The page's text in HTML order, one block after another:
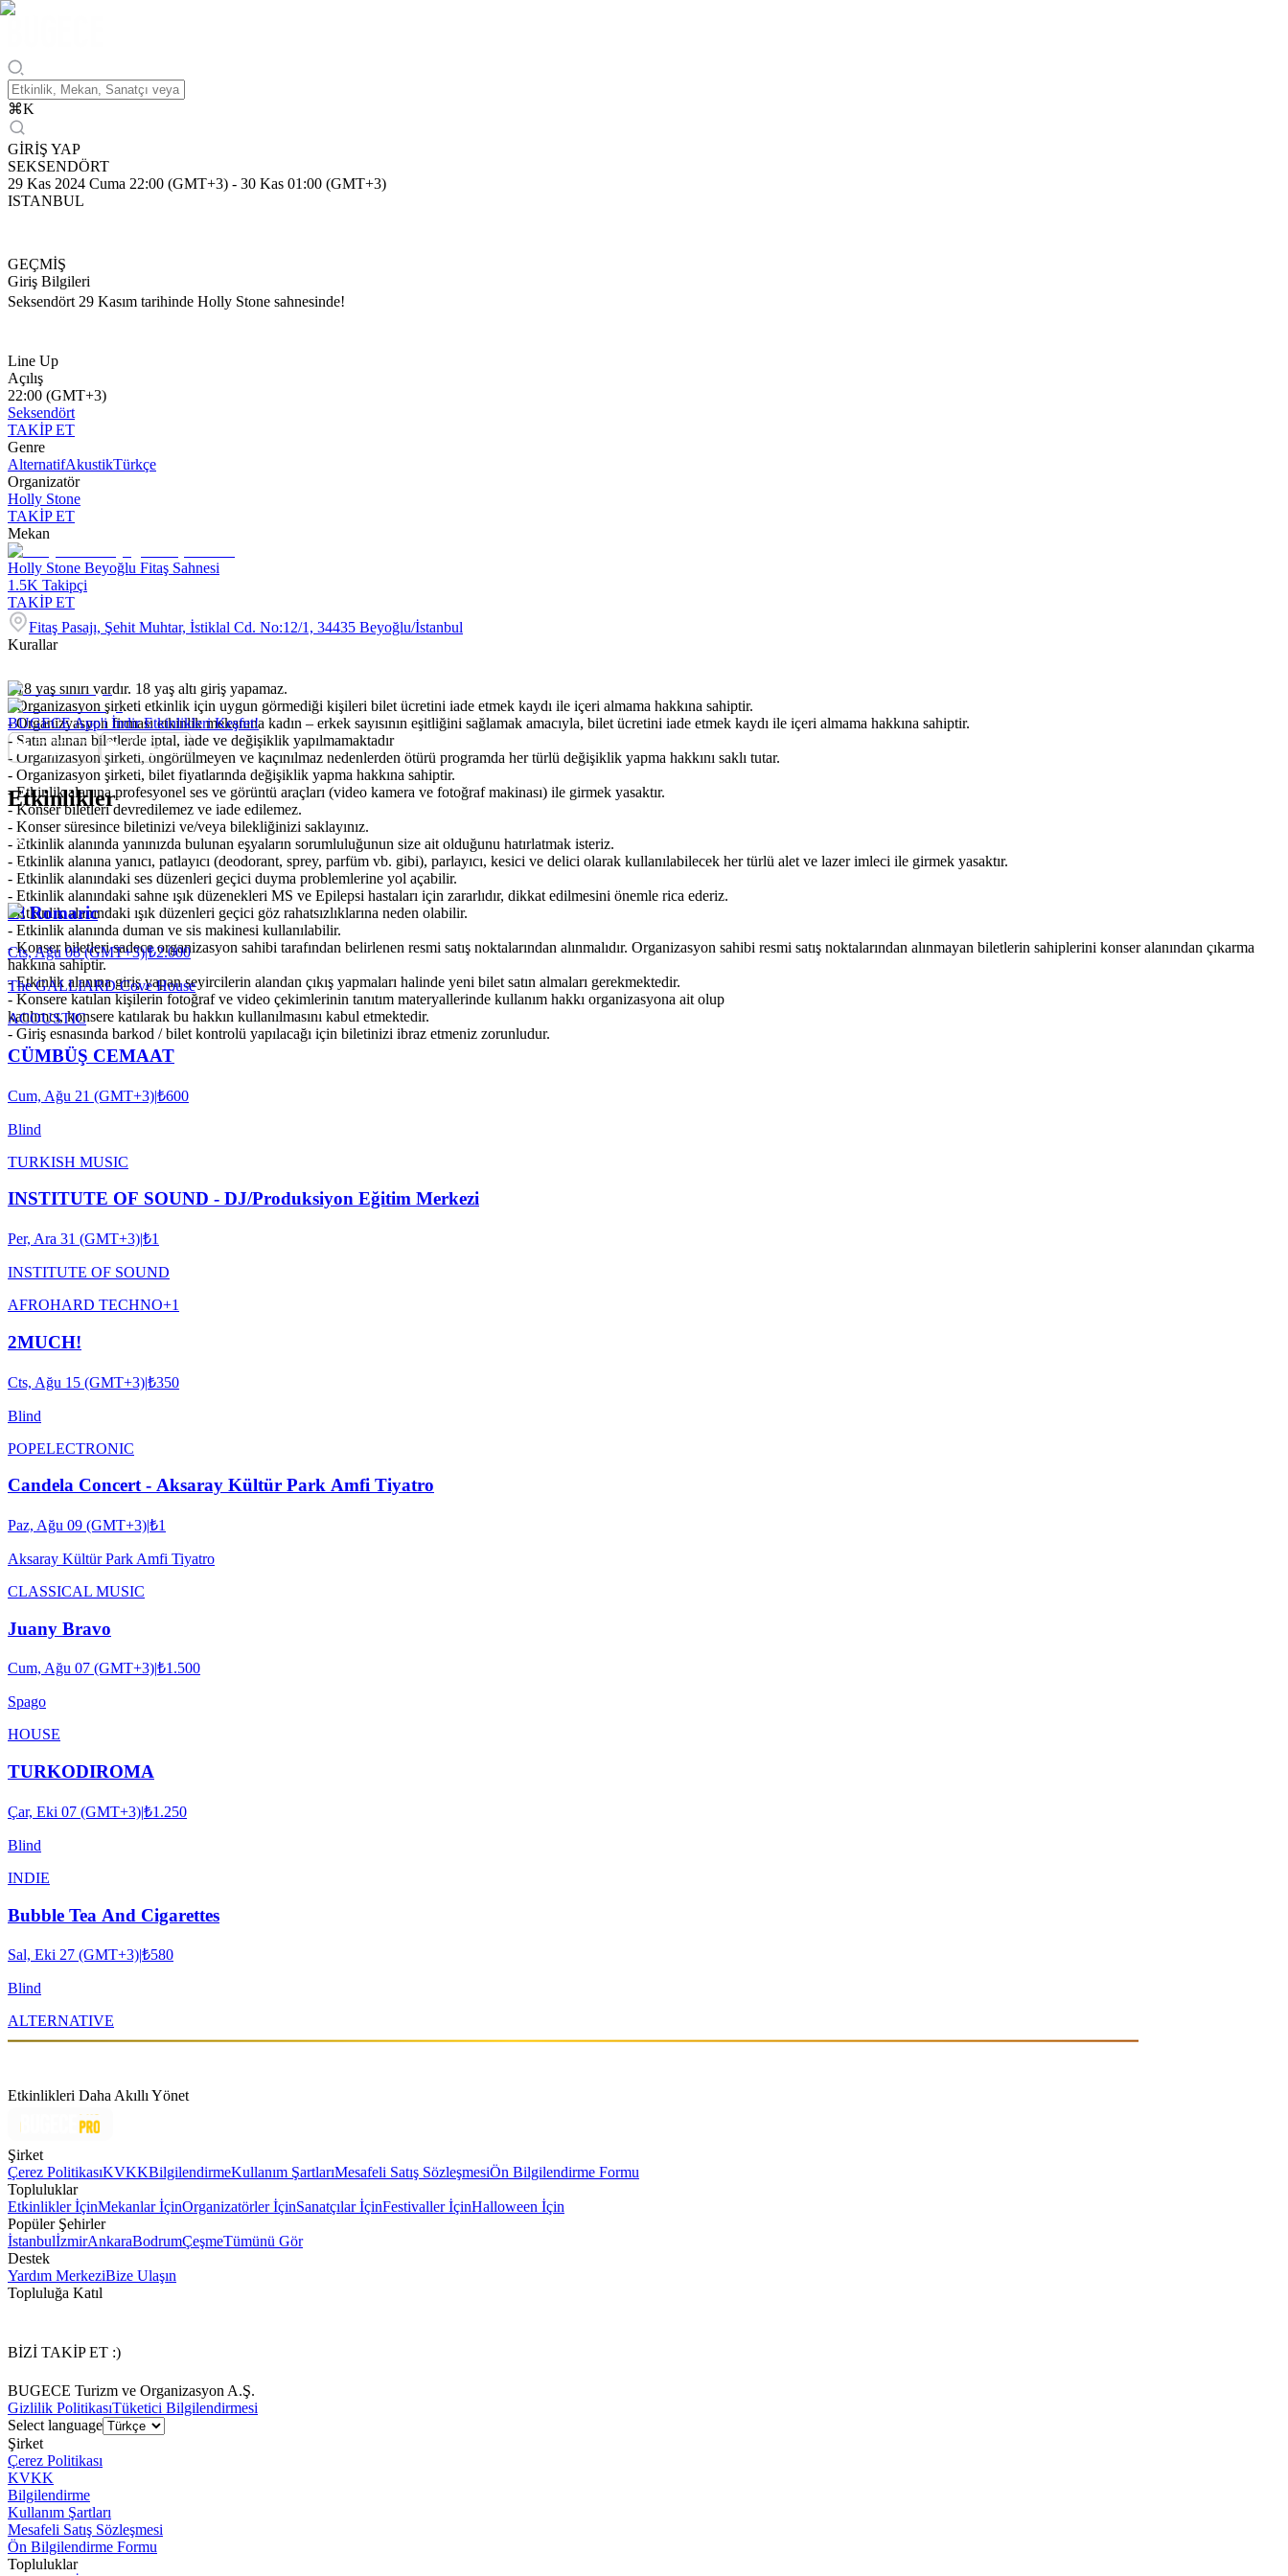
⌘K
GİRİŞ YAP
SEKSENDÖRT
29 Kas 2024 Cuma 22:00 (GMT+3) - 30 Kas 01:00 (GMT+3)
ISTANBUL
GEÇMİŞ
Giriş Bilgileri
Seksendört 29 Kasım tarihinde Holly Stone sahnesinde!
Line Up
Açılış
22:00 (GMT+3)
Seksendört
TAKİP ET
Genre
AlternatifAkustikTürkçe
Organizatör
Holly Stone
TAKİP ET
Mekan
Holly Stone Beyoğlu Fitaş Sahnesi
1.5K Takipçi
TAKİP ET
Fitaş Pasajı, Şehit Muhtar, İstiklal Cd. No:12/1, 34435 Beyoğlu/İstanbul
Kurallar
- 18 yaş sınırı vardır. 18 yaş altı giriş yapamaz.
- Organizasyon şirketi etkinlik için uygun görmediği kişileri bilet ücretini iade etmek kaydı ile içeri almama hakkına sahiptir.
- Organizyasyon firması etkinlik mekanına kadın – erkek sayısının eşitliğini sağlamak amacıyla, bilet ücretini iade etmek kaydı ile içeri almama hakkına sahiptir.
- Satın alınan biletlerde iptal, iade ve değişiklik yapılmamaktadır
- Organizasyon şirketi, öngörülmeyen ve kaçınılmaz nedenlerden ötürü programda her türlü değişiklik yapma hakkını saklı tutar.
- Organizasyon şirketi, bilet fiyatlarında değişiklik yapma hakkına sahiptir.
- Etkinlik alanına profesyonel ses ve görüntü araçları (video kamera ve fotoğraf makinası) ile girmek yasaktır.
- Konser biletleri devredilemez ve iade edilemez.
- Konser süresince biletinizi ve/veya bilekliğinizi saklayınız.
- Etkinlik alanında yanınızda bulunan eşyaların sorumluluğunun size ait olduğunu hatırlatmak isteriz.
- Etkinlik alanına yanıcı, patlayıcı (deodorant, sprey, parfüm vb. gibi), parlayıcı, kesici ve delici olarak kullanılabilecek her türlü alet ve lazer imleci ile girmek yasaktır.
- Etkinlik alanındaki ses düzenleri geçici duyma problemlerine yol açabilir.
- Etkinlik alanındaki sahne ışık düzenekleri MS ve Epilepsi hastaları için zararlıdır, dikkat edilmesini önemle rica ederiz.
- Etkinlik alanındaki ışık düzenleri geçici göz rahatsızlıklarına neden olabilir.
- Etkinlik alanında duman ve sis makinesi kullanılabilir.
- Konser biletleri sadece organizasyon sahibi tarafından belirlenen resmi satış noktalarından alınmalıdır. Organizasyon sahibi resmi satış noktalarından alınmayan biletlerin sahiplerini konser alanından çıkarma
hakkına sahiptir.
- Etkinlik alanına giriş yapan seyircilerin alandan çıkış yapmaları halinde yeni bilet satın almaları gerekmektedir.
- Konsere katılan kişilerin fotoğraf ve video çekimlerinin tanıtım materyallerinde kullanım hakkı organizasyona ait olup
katılımcı, konsere katılarak bu hakkın kullanılmasını kabul etmektedir.
- Giriş esnasında barkod / bilet kontrolü yapılacağı için biletinizi ibraz etmeniz zorunludur.
BUGECE App'i İndir Etkinlikleri Keşfet!
Etkinlikler
El Romaric
Cts, Ağu 08 (GMT+3)|₺2.000
The GALLIARD Cove House
ACOUSTIC
CÜMBÜŞ CEMAAT
Cum, Ağu 21 (GMT+3)|₺600
Blind
TURKISH MUSIC
INSTITUTE OF SOUND - DJ/Produksiyon Eğitim Merkezi
Per, Ara 31 (GMT+3)|₺1
INSTITUTE OF SOUND
AFROHARD TECHNO+1
2MUCH!
Cts, Ağu 15 (GMT+3)|₺350
Blind
POPELECTRONIC
Candela Concert - Aksaray Kültür Park Amfi Tiyatro
Paz, Ağu 09 (GMT+3)|₺1
Aksaray Kültür Park Amfi Tiyatro
CLASSICAL MUSIC
Juany Bravo
Cum, Ağu 07 (GMT+3)|₺1.500
Spago
HOUSE
TURKODIROMA
Çar, Eki 07 (GMT+3)|₺1.250
Blind
INDIE
Bubble Tea And Cigarettes
Sal, Eki 27 (GMT+3)|₺580
Blind
ALTERNATIVE
Etkinlikleri Daha Akıllı Yönet
Şirket
Çerez PolitikasıKVKKBilgilendirmeKullanım ŞartlarıMesafeli Satış SözleşmesiÖn Bilgilendirme Formu
Topluluklar
Etkinlikler İçinMekanlar İçinOrganizatörler İçinSanatçılar İçinFestivaller İçinHalloween İçin
Popüler Şehirler
İstanbulİzmirAnkaraBodrumÇeşmeTümünü Gör
Destek
Yardım MerkeziBize Ulaşın
Topluluğa Katıl
BİZİ TAKİP ET :)
BUGECE Turizm ve Organizasyon A.Ş.
Gizlilik PolitikasıTüketici Bilgilendirmesi
Select language
Şirket
Çerez Politikası
KVKK
Bilgilendirme
Kullanım Şartları
Mesafeli Satış Sözleşmesi
Ön Bilgilendirme Formu
Topluluklar